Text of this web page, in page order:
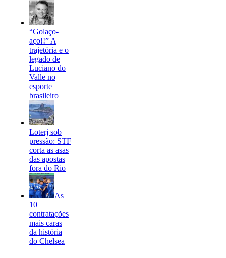
“Golaço-
aço!!” A
trajetória e o
legado de
Luciano do
Valle no
esporte
brasileiro
Loterj sob
pressão: STF
corta as asas
das apostas
fora do Rio
As
10
contratações
mais caras
da história
do Chelsea